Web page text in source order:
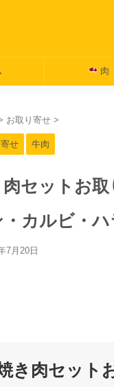
肉
お取り寄せ >
せ 牛肉
セットお
・カルビ・
7月20日
き肉セット